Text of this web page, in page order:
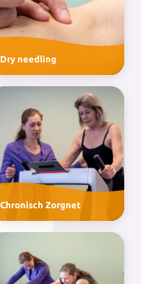
Dry needling
Chronisch Zorgnet